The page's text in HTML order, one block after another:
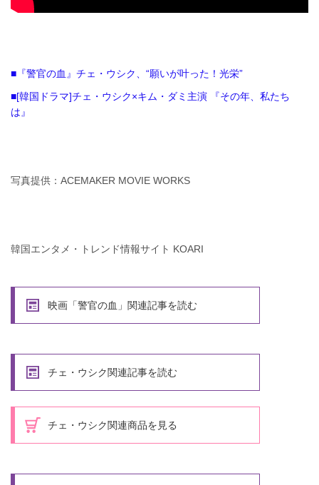
■『警官の血』チェ・ウシク、“願いが叶った！光栄”
■[韓国ドラマ]チェ・ウシク×キム・ダミ主演 『その年、私たち
は』
写真提供：ACEMAKER MOVIE WORKS
韓国エンタメ・トレンド情報サイト KOARI
映画「警官の血」関連記事を読む
チェ・ウシク関連記事を読む
チェ・ウシク関連商品を見る